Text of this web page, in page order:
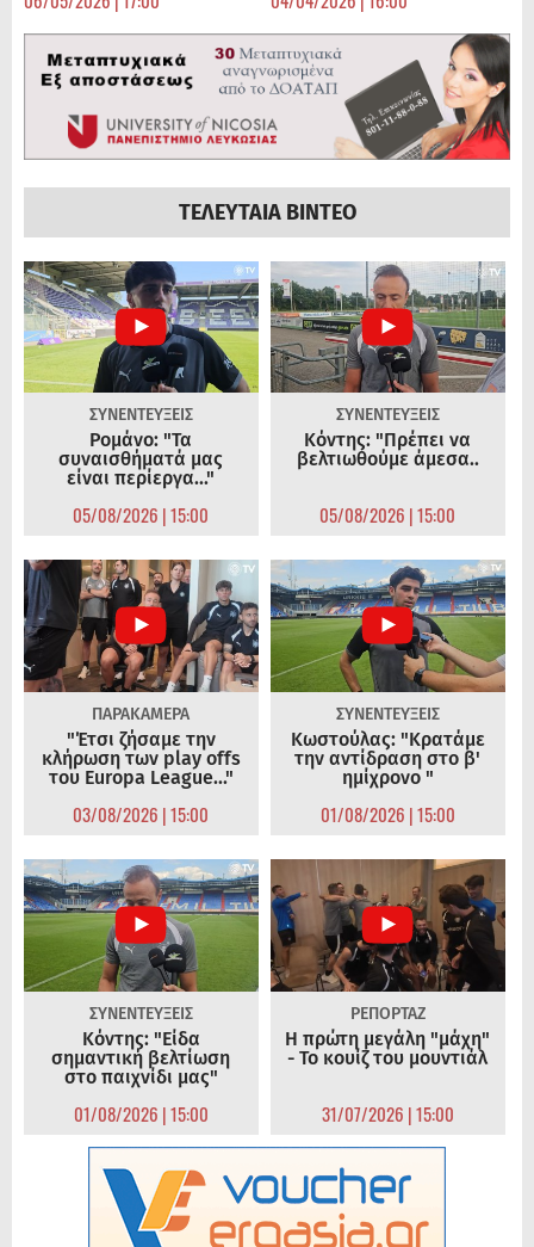
ΤΕΛΕΥΤΑΙΑ ΒΙΝΤΕΟ
ΣΥΝΕΝΤΕΥΞΕΙΣ
Ρομάνο: "Τα
συναισθήματά μας
είναι περίεργα..."
05/08/2026 | 15:00
ΣΥΝΕΝΤΕΥΞΕΙΣ
Κόντης: "Πρέπει να
βελτιωθούμε άμεσα..
05/08/2026 | 15:00
ΠΑΡΑΚΑΜΕΡΑ
"Έτσι ζήσαμε την
κλήρωση των play offs
του Europa League..."
03/08/2026 | 15:00
ΣΥΝΕΝΤΕΥΞΕΙΣ
Κωστούλας: "Κρατάμε
την αντίδραση στο β'
ημίχρονο "
01/08/2026 | 15:00
ΣΥΝΕΝΤΕΥΞΕΙΣ
Κόντης: "Είδα
σημαντική βελτίωση
στο παιχνίδι μας"
01/08/2026 | 15:00
ΡΕΠΟΡΤΑΖ
Η πρώτη μεγάλη "μάχη"
- Το κουίζ του μουντιάλ
31/07/2026 | 15:00